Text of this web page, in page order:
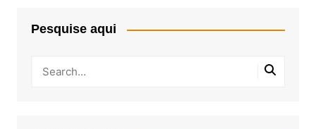
Pesquise aqui